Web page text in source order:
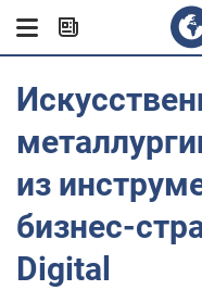
из
бизнес-
Digital